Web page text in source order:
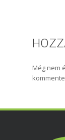
Még nem